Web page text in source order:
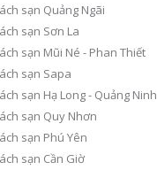
Từ 560.000 VNĐ
sạn Quảng Ngãi
sạn Sơn La
sạn Mũi Né - Phan Thiết
sạn Sapa
sạn Hạ Long - Quảng Ninh
sạn Quy Nhơn
sạn Phú Yên
sạn Cần Giờ